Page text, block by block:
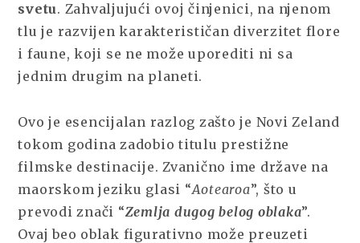
svetu. Zahvaljujući ovoj činjenici, na njenom
tlu je razvijen karakterističan diverzitet flore
i faune, koji se ne može uporediti ni sa
jednim drugim na planeti.
Ovo je esencijalan razlog zašto je Novi Zeland
tokom godina zadobio titulu prestižne
filmske destinacije. Zvanično ime države na
maorskom jeziku glasi “Aotearoa”, što u
prevodi znači “Zemlja dugog belog oblaka”.
Ovaj beo oblak figurativno može preuzeti